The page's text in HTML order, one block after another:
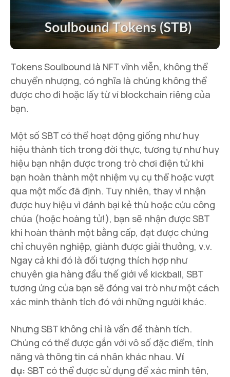
Tokens Soulbound là NFT vĩnh viễn, không thể
chuyển nhượng, có nghĩa là chúng không thể
được cho đi hoặc lấy từ ví blockchain riêng của
bạn.
Một số SBT có thể hoạt động giống như huy
hiệu thành tích trong đời thực, tương tự như huy
hiệu bạn nhận được trong trò chơi điện tử khi
bạn hoàn thành một nhiệm vụ cụ thể hoặc vượt
qua một mốc đã định. Tuy nhiên, thay vì nhận
được huy hiệu vì đánh bại kẻ thù hoặc cứu công
chúa (hoặc hoàng tử!), bạn sẽ nhận được SBT
khi hoàn thành một bằng cấp, đạt được chứng
chỉ chuyên nghiệp, giành được giải thưởng, v.v.
Ngay cả khi đó là đối tượng thích hợp như
chuyên gia hàng đầu thế giới về kickball, SBT
tương ứng của bạn sẽ đóng vai trò như một cách
xác minh thành tích đó với những người khác.
Nhưng SBT không chỉ là vấn đề thành tích.
Chúng có thể được gắn với vô số đặc điểm, tính
năng và thông tin cá nhân khác nhau. Ví
dụ: SBT có thể được sử dụng để xác minh tên,